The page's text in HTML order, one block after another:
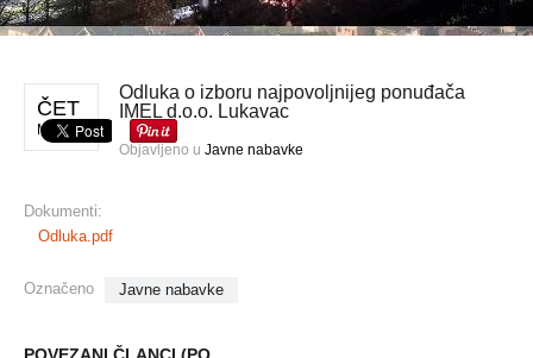
ČET
MAJ 30
Odluka o izboru najpovoljnijeg ponuđača
IMEL d.o.o. Lukavac
Objavljeno u Javne nabavke
Dokumenti:
Odluka.pdf
Označeno Javne nabavke